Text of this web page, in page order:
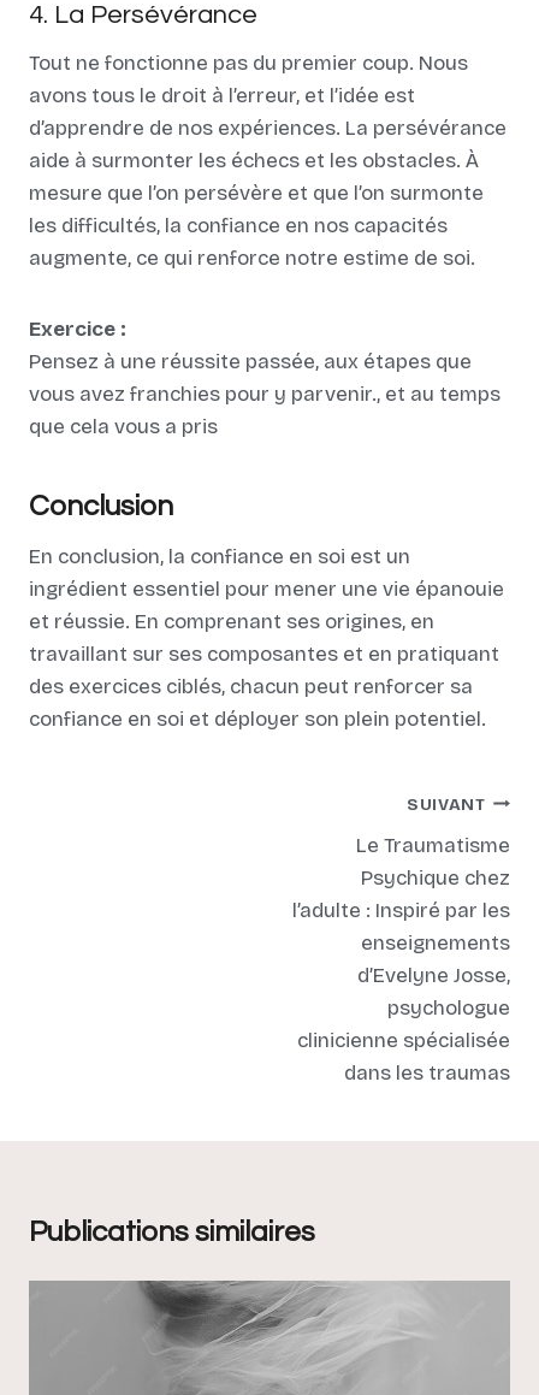
4. La Persévérance
Tout ne fonctionne pas du premier coup. Nous
avons tous le droit à l’erreur, et l’idée est
d’apprendre de nos expériences. La persévérance
aide à surmonter les échecs et les obstacles. À
mesure que l’on persévère et que l’on surmonte
les difficultés, la confiance en nos capacités
augmente, ce qui renforce notre estime de soi.
Exercice :
Pensez à une réussite passée, aux étapes que
vous avez franchies pour y parvenir., et au temps
que cela vous a pris
Conclusion
En conclusion, la confiance en soi est un
ingrédient essentiel pour mener une vie épanouie
et réussie. En comprenant ses origines, en
travaillant sur ses composantes et en pratiquant
des exercices ciblés, chacun peut renforcer sa
confiance en soi et déployer son plein potentiel.
SUIVANT
Le Traumatisme
Psychique chez
l’adulte : Inspiré par les
enseignements
d’Evelyne Josse,
psychologue
clinicienne spécialisée
dans les traumas
Publications similaires